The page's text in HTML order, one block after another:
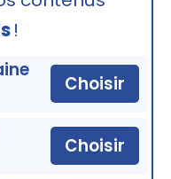
!
Choisir
Choisir